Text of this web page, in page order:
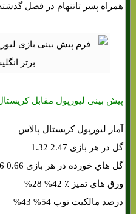
همراه پسر تاتنهام در فصل
پیش بینی لیورپول مقابل
آمار لیورپول کریستال پالاس
گل در هر بازی 2.47 1.32
گل هاي‌ خورده در هر بازی 0.66 1.16
ورق هاي‌ تمیز ٪ 42% 28%
درصد مالکیت توپ 54% 43%